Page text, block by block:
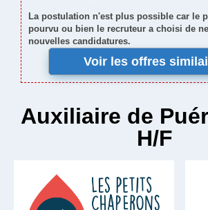
La postulation n'est plus possible car le
pourvu ou bien le recruteur a choisi de
nouvelles candidatures.
Voir les offres
Auxiliaire de
H/F